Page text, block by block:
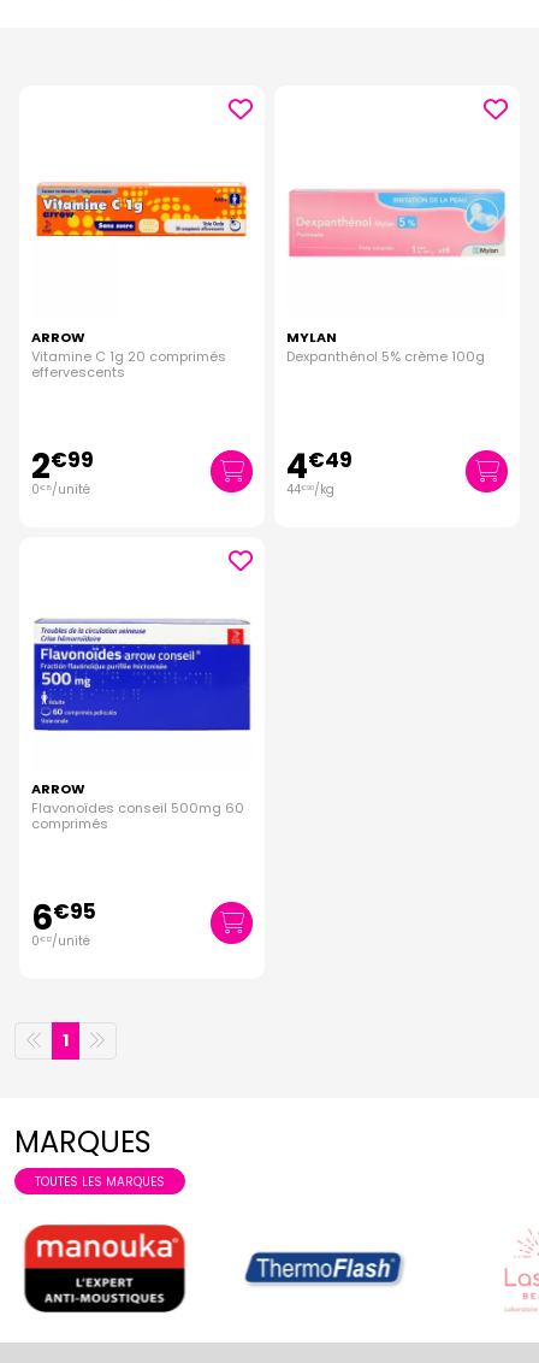
ARROW
Vitamine C 1g 20 comprimés
effervescents
2€99
0€ 15/unité
MYLAN
Dexpanthénol 5% crème 100g
4€49
44€90/kg
ARROW
Flavonoïdes conseil 500mg 60
comprimés
6€95
0€ 12/unité
1
MARQUES
TOUTES LES MARQUES